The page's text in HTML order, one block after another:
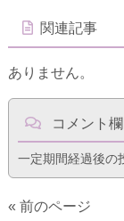
関連記事
ありません。
コメント
一定期間経過後の
« 前のページ